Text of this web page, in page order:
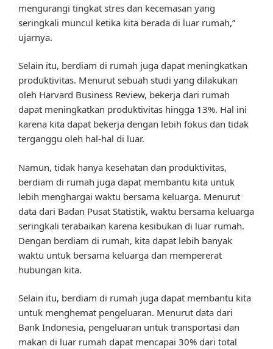
mengurangi tingkat stres dan kecemasan yang
seringkali muncul ketika kita berada di luar rumah,”
ujarnya.
Selain itu, berdiam di rumah juga dapat meningkatkan
produktivitas. Menurut sebuah studi yang dilakukan
oleh Harvard Business Review, bekerja dari rumah
dapat meningkatkan produktivitas hingga 13%. Hal ini
karena kita dapat bekerja dengan lebih fokus dan tidak
terganggu oleh hal-hal di luar.
Namun, tidak hanya kesehatan dan produktivitas,
berdiam di rumah juga dapat membantu kita untuk
lebih menghargai waktu bersama keluarga. Menurut
data dari Badan Pusat Statistik, waktu bersama keluarga
seringkali terabaikan karena kesibukan di luar rumah.
Dengan berdiam di rumah, kita dapat lebih banyak
waktu untuk bersama keluarga dan mempererat
hubungan kita.
Selain itu, berdiam di rumah juga dapat membantu kita
untuk menghemat pengeluaran. Menurut data dari
Bank Indonesia, pengeluaran untuk transportasi dan
makan di luar rumah dapat mencapai 30% dari total